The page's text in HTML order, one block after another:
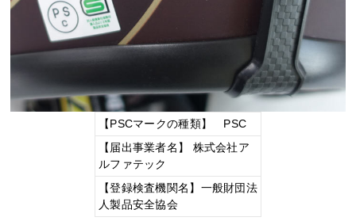
【PSCマークの種類】 PSC
【届出事業者名】 株式会社ア
ルファテック
【登録検査機関名】一般財団法
人製品安全協会